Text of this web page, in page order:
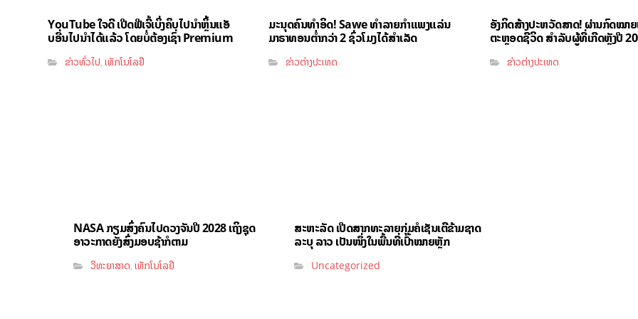
YouTube ໃຈດີ ເປີດຟີເຈີ້ເບິ່ງຄິບໄປນຳຫຼິ້ນແອັ
ບອື່ນໄປນຳໄດ້ແລ້ວ ໂດຍບໍ່ຕ້ອງເຊົ່າ Premium
ຂ່າວທົ່ວໄປ,ເທັກໂນໂລຢີ
ມະນຸດຄົນທຳອິດ! Sawe ທຳລາຍກຳແພງແລ່ນ
ມາຣາທອນຕ່ຳກວ່າ 2 ຊົ່ວໂມງໄດ້ສຳເລັດ
ຂ່າວຕ່າງປະເທດ
ອັງກິດສ້າງປະຫວັດສາດ! ຜ່ານກົດໝາ
ຕະຫຼອດຊີວິດ ສຳລັບຜູ້ທີ່ເກີດຫຼັງປີ
ຂ່າວຕ່າງປະເທດ
NASA ກຽມສົ່ງຄົນໄປດວງຈັນປີ 2028 ເຖິງຊຸດ
ອາວະກາດຍັງສົ່ງມອບຊ້າກໍຕາມ
ວິທະຍາສາດ, ເທັກໂນໂລຢີ
ສະຫະລັດ ເປີດສາກທະລາຍກຸ່ມຄໍເຊັນເຕີຂ້າມຊາດ
ລະບຸ ລາວ ເປັນໜຶ່ງໃນພື້ນທີ່ເປົ້າໝາຍຫຼັກ
Uncategorized